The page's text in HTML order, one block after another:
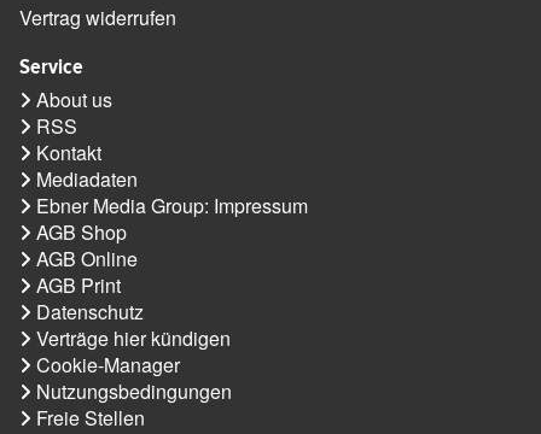
Vertrag widerrufen
Service
About us
RSS
Kontakt
Mediadaten
Ebner Media Group: Impressum
AGB Shop
AGB Online
AGB Print
Datenschutz
Verträge hier kündigen
Cookie-Manager
Nutzungsbedingungen
Freie Stellen